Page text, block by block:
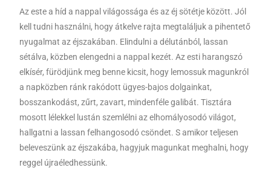
Az este a híd a nappal világossága és az éj sötétje között. Jól
kell tudni használni, hogy átkelve rajta megtaláljuk a pihentető
nyugalmat az éjszakában. Elindulni a délutánból, lassan
sétálva, közben elengedni a nappal kezét. Az esti harangszó
elkísér, fürödjünk meg benne kicsit, hogy lemossuk magunkról
a napközben ránk rakódott ügyes-bajos dolgainkat,
bosszankodást, zűrt, zavart, mindenféle galibát. Tisztára
mosott lélekkel lustán szemlélni az elhomályosodó világot,
hallgatni a lassan felhangosodó csöndet. S amikor teljesen
beleveszünk az éjszakába, hagyjuk magunkat meghalni, hogy
reggel újraéledhessünk.